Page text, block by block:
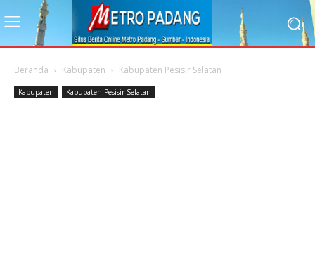
Beranda Kabupaten Kabupaten Pesisir Selatan
Kabupaten Kabupaten Pesisir Selatan